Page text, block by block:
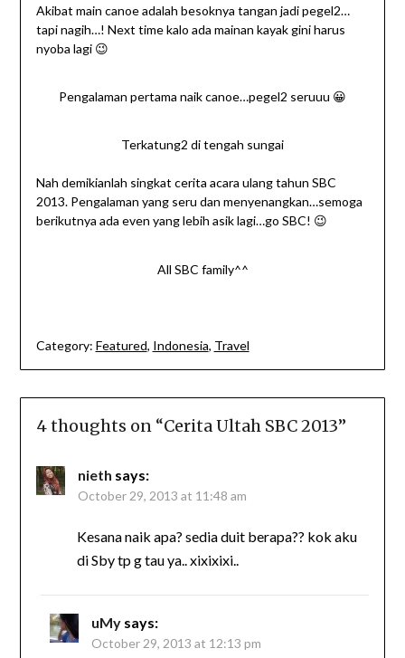
Akibat main canoe adalah besoknya tangan jadi pegel2…
tapi nagih…! Next time kalo ada mainan kayak gini harus
nyoba lagi 😉
Pengalaman pertama naik canoe…pegel2 seruuu 😀
Terkatung2 di tengah sungai
Nah demikianlah singkat cerita acara ulang tahun SBC
2013. Pengalaman yang seru dan menyenangkan…semoga
berikutnya ada even yang lebih asik lagi…go SBC! 😉
All SBC family^^
Category: Featured, Indonesia, Travel
4 thoughts on “Cerita Ultah SBC 2013”
nieth says:
October 29, 2013 at 11:48 am
Kesana naik apa? sedia duit berapa?? kok aku
di Sby tp g tau ya.. xixixixi..
uMy says:
October 29, 2013 at 12:13 pm